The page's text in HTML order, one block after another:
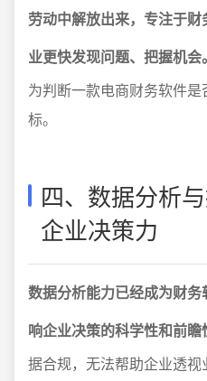
劳动中解放出来，专注于
业更快发现问题、把握机会。
为判断一款电商财务软件是
标。
四、数据分析
企业决策力
数据分析能力已经成为财
响企业决策的科学性和前瞻
据合规，无法帮助企业透